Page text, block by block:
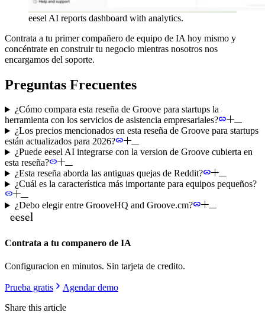
eesel AI reports dashboard with analytics.
Contrata a tu primer compañero de equipo de IA hoy mismo y
concéntrate en construir tu negocio mientras nosotros nos
encargamos del soporte.
Preguntas Frecuentes
¿Cómo compara esta reseña de Groove para startups la
herramienta con los servicios de asistencia empresariales?
¿Los precios mencionados en esta reseña de Groove para startups
están actualizados para 2026?
¿Puede eesel AI integrarse con la version de Groove cubierta en
esta reseña?
¿Esta reseña aborda las antiguas quejas de Reddit?
¿Cuál es la característica más importante para equipos pequeños?
¿Debo elegir entre GrooveHQ and Groove.cm?
Contrata a tu companero de IA
Configuracion en minutos. Sin tarjeta de credito.
Prueba gratis
Agendar demo
Share this article